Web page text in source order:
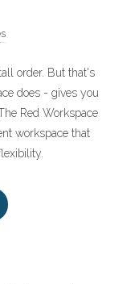
order. But that's
does - gives you
Red Workspace
workspace that